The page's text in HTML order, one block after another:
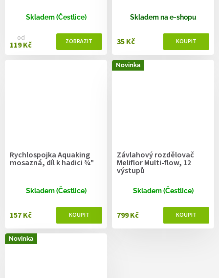
Skladem (Čestlice)
od
119 Kč
Skladem na e-shopu
35 Kč
Rychlospojka Aquaking
mosazná, díl k hadici 3⁄4"
Skladem (Čestlice)
157 Kč
Novinka
Závlahový rozdělovač
Meliflor Multi-flow, 12
výstupů
Skladem (Čestlice)
799 Kč
Novinka